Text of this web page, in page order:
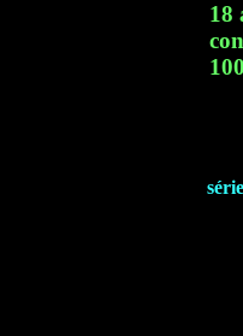
18